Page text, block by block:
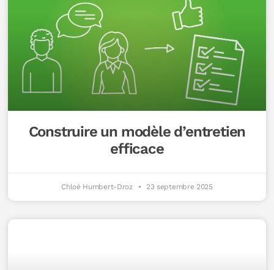
Construire un modèle d’entretien
efficace
Chloé Humbert-Droz 23 septembre 2025